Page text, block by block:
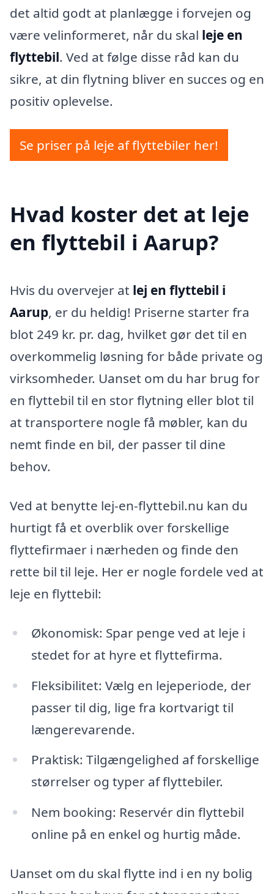
det altid godt at planlægge i forvejen og
være velinformeret, når du skal leje en
flyttebil. Ved at følge disse råd kan du
sikre, at din flytning bliver en succes og en
positiv oplevelse.
Se priser på leje af flyttebiler her!
Hvad koster det at leje
en flyttebil i Aarup?
Hvis du overvejer at lej en flyttebil i
Aarup, er du heldig! Priserne starter fra
blot 249 kr. pr. dag, hvilket gør det til en
overkommelig løsning for både private og
virksomheder. Uanset om du har brug for
en flyttebil til en stor flytning eller blot til
at transportere nogle få møbler, kan du
nemt finde en bil, der passer til dine
behov.
Ved at benytte lej-en-flyttebil.nu kan du
hurtigt få et overblik over forskellige
flyttefirmaer i nærheden og finde den
rette bil til leje. Her er nogle fordele ved at
leje en flyttebil:
Økonomisk: Spar penge ved at leje i
stedet for at hyre et flyttefirma.
Fleksibilitet: Vælg en lejeperiode, der
passer til dig, lige fra kortvarigt til
længerevarende.
Praktisk: Tilgængelighed af forskellige
størrelser og typer af flyttebiler.
Nem booking: Reservér din flyttebil
online på en enkel og hurtig måde.
Uanset om du skal flytte ind i en ny bolig